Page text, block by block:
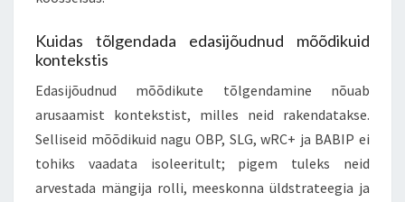
Kuidas tõlgendada edasijõudnud mõõdikuid
kontekstis
Edasijõudnud mõõdikute tõlgendamine nõuab
arusaamist kontekstist, milles neid rakendatakse.
Selliseid mõõdikuid nagu OBP, SLG, wRC+ ja BABIP ei
tohiks vaadata isoleeritult; pigem tuleks neid
arvestada mängija rolli, meeskonna üldstrateegia ja